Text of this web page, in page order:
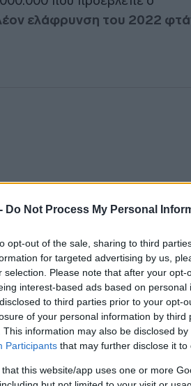
Do Not Process My Personal
opt-out of the sale, sharing to third
for targeted advertising by us,
selection. Please note that after your
interest-based ads based on
to third parties prior to your opt-
of your personal information by third
This information may also be disclosed
Participants that may further disclose it to
that this website/app uses one or more
ελάφρυνση του 2022
θα προκύψουν μέχρι
θα μπορέσουν να
που έχει δοθεί στον
οι ζώνες
σημαντικά οι